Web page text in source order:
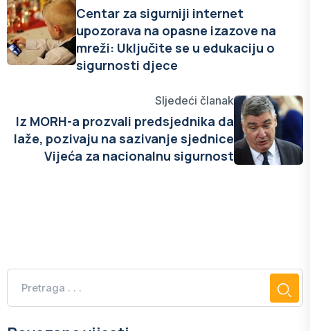
Centar za sigurniji internet
upozorava na opasne izazove na
mreži: Uključite se u edukaciju o
sigurnosti djece
Sljedeći članak
Iz MORH-a prozvali predsjednika da
laže, pozivaju na sazivanje sjednice
Vijeća za nacionalnu sigurnost